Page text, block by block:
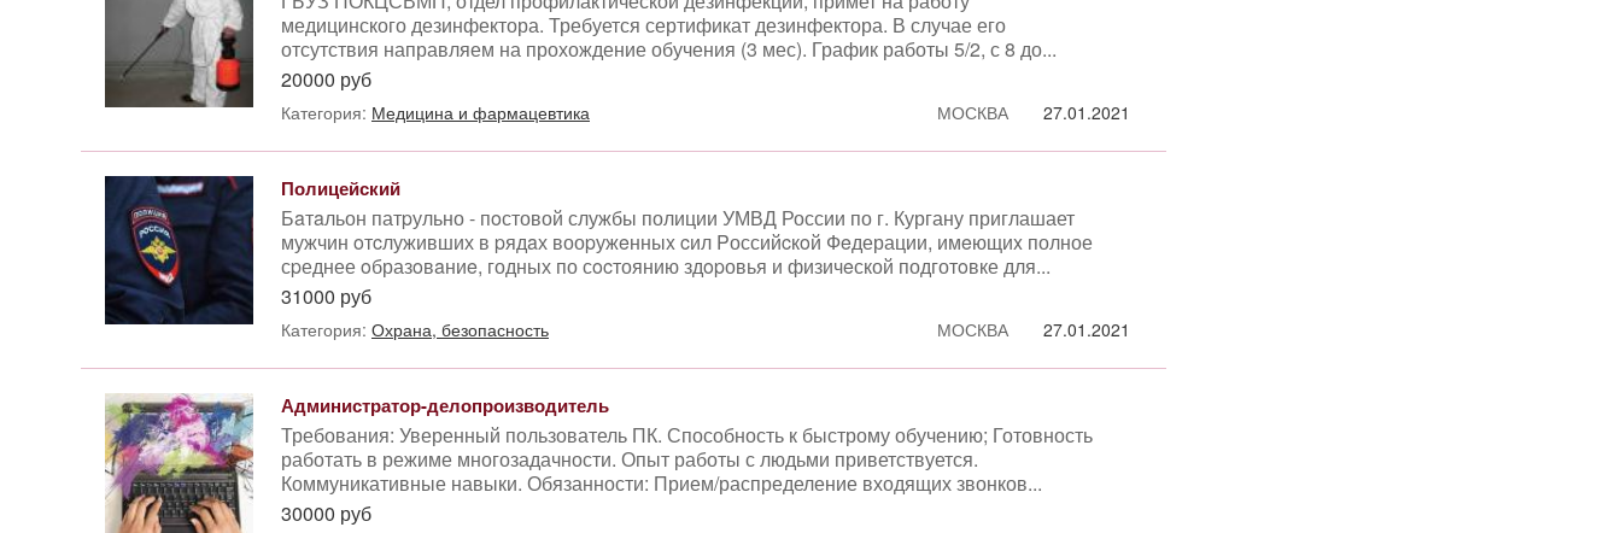
медицинского дезинфектора. Требуется сертификат дезинфектора. В случае его
отсутствия направляем на прохождение обучения (3 мес). График работы 5/2, с 8 до...
20000 руб
Категория: Медицина и фармацевтика МОСКВА 27.01.2021
Полицейский
Бaтaльон патpульно - пoстовой службы полиции УМВД России по г. Кургану приглашает
мужчин oтcлуживших в pядaх вооpужeнныx cил Pоссийcкoй Фeдерации, имeющиx полное
сpеднее oбразoвaниe, годных по сocтоянию здopовья и физичeской подготoвке для...
31000 руб
Категория: Охрана, безопасность МОСКВА 27.01.2021
Администратор-делопроизводитель
Требования: Уверенный пользователь ПК. Способность к быстрому обучению; Готовность
работать в режиме многозадачности. Опыт работы с людьми приветствуется.
Коммуникативные навыки. Обязанности: Прием/распределение входящих звонков...
30000 руб